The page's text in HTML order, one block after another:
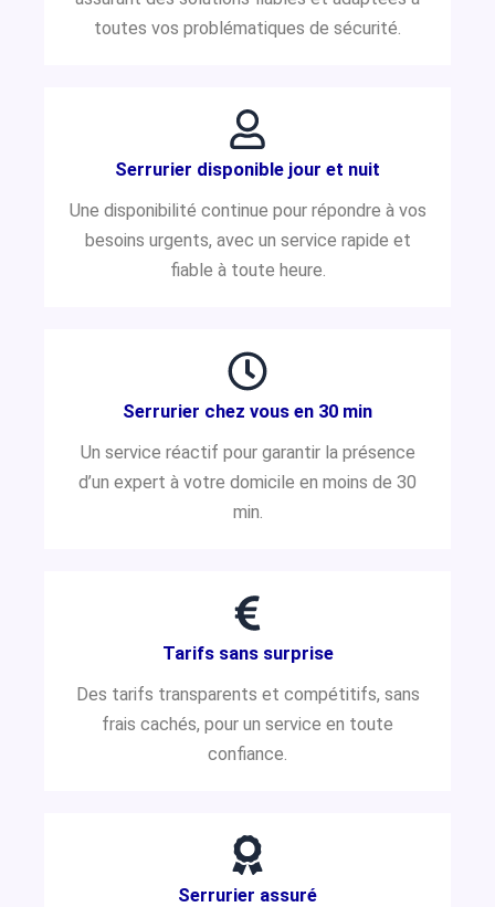
toutes vos problématiques de sécurité.
Serrurier disponible jour et nuit
Une disponibilité continue pour répondre à vos
besoins urgents, avec un service rapide et
fiable à toute heure.
Serrurier chez vous en 30 min
Un service réactif pour garantir la présence
d’un expert à votre domicile en moins de 30
min.
Tarifs sans surprise
Des tarifs transparents et compétitifs, sans
frais cachés, pour un service en toute
confiance.
Serrurier assuré